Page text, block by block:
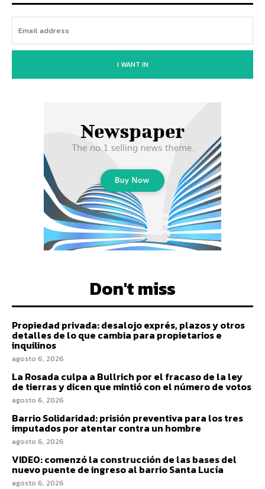
I WANT IN
Don't miss
Propiedad privada: desalojo exprés, plazos y otros
detalles de lo que cambia para propietarios e
inquilinos
agosto 6, 2026
La Rosada culpa a Bullrich por el fracaso de la ley
de tierras y dicen que mintió con el número de votos
agosto 6, 2026
Barrio Solidaridad: prisión preventiva para los tres
imputados por atentar contra un hombre
agosto 6, 2026
VIDEO: comenzó la construcción de las bases del
nuevo puente de ingreso al barrio Santa Lucía
agosto 6, 2026